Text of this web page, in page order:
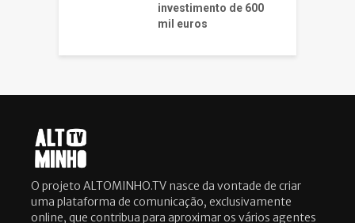
investimento de 600
mil euros
O projeto ALTOMINHO.TV nasce da vontade de criar
uma plataforma de comunicação, exclusivamente
online, que contribua para aproximar os vários agentes